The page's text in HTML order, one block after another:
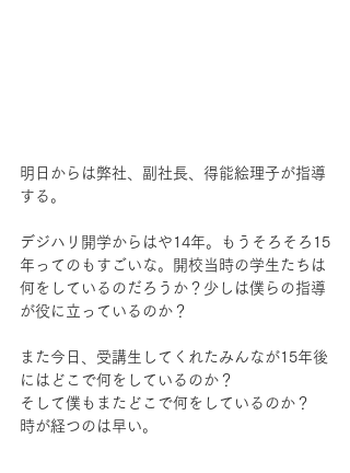
明日からは弊社、副社長、得能絵理子が指導
する。
デジハリ開学からはや14年。もうそろそろ15
年ってのもすごいな。開校当時の学生たちは
何をしているのだろうか？少しは僕らの指導
が役に立っているのか？
また今日、受講生してくれたみんなが15年後
にはどこで何をしているのか？
そして僕もまたどこで何をしているのか？
時が経つのは早い。